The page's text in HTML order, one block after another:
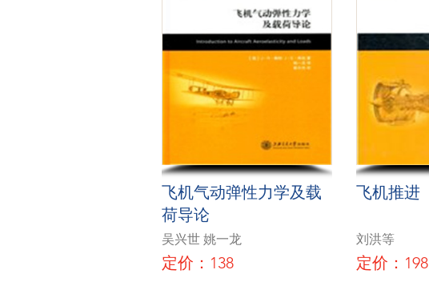
飞机气动弹性力学及载
荷导论
吴兴世 姚一龙
定价：138
飞机推进
刘洪等
定价：198